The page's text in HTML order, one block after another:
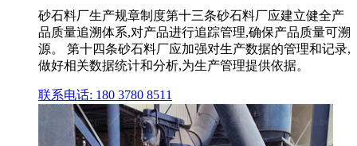
砂石料厂生产规章制度第十三条砂石料厂应建立健全产
品质量追溯体系,对产品进行追踪管理,确保产品质量可溯
源。 第十四条砂石料厂应加强对生产数据的管理和记录,
做好相关数据统计和分析,为生产管理提供依据。
联系电话: 180 3780 8511